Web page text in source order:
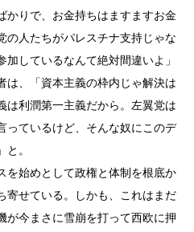
かりで、お金持ちはますますお金
の人たちがパレスチナ支持じゃな
しているなんて絶対間違いよ」
は、「資本主義の枠内じゃ解決は
は利潤第一主義だから。左翼党は
っているけど、そんな奴にこのデ
。
始めとして政権と体制を根底か
寄せている。しかも、これはまだ
が今まさに雪崩を打って西欧に押